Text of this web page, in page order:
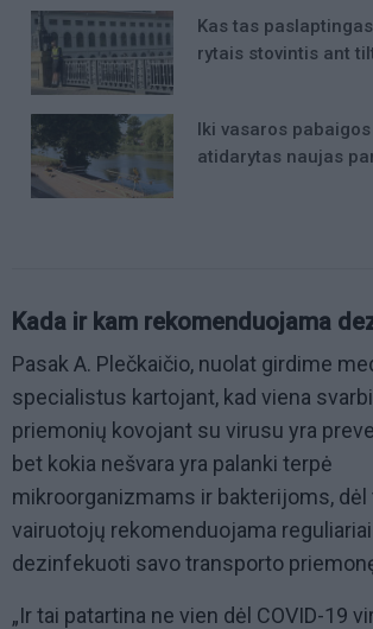
Kas tas
rytais stovintis ant
Iki vasaros
atidarytas naujas
Kada ir kam rekomenduojama
Pasak A. Plečkaičio, nuolat girdime
specialistus kartojant, kad viena
priemonių kovojant su virusu yra
bet kokia nešvara yra palanki terpė
mikroorganizmams ir bakterijoms, dėl
vairuotojų rekomenduojama
dezinfekuoti savo transporto
„Ir tai patartina ne vien dėl COVID-19